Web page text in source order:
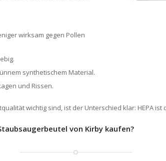
wirksam gegen Pollen
synthetischem Material.
und Rissen.
wichtig sind, ist der Unterschied klar: HEPA ist
von Kirby kaufen?